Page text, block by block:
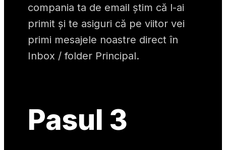
Pasul 3
compania ta de email știm că l-ai
primit și te asiguri că pe viitor vei
primi mesajele noastre direct în
Inbox / folder Principal.